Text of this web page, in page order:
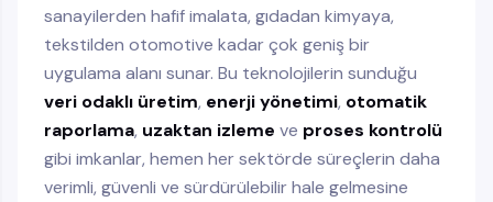
sanayilerden hafif imalata, gıdadan kimyaya,
tekstilden otomotive kadar çok geniş bir
uygulama alanı sunar. Bu teknolojilerin sunduğu
veri odaklı üretim, enerji yönetimi, otomatik
raporlama, uzaktan izleme ve proses kontrolü
gibi imkanlar, hemen her sektörde süreçlerin daha
verimli, güvenli ve sürdürülebilir hale gelmesine